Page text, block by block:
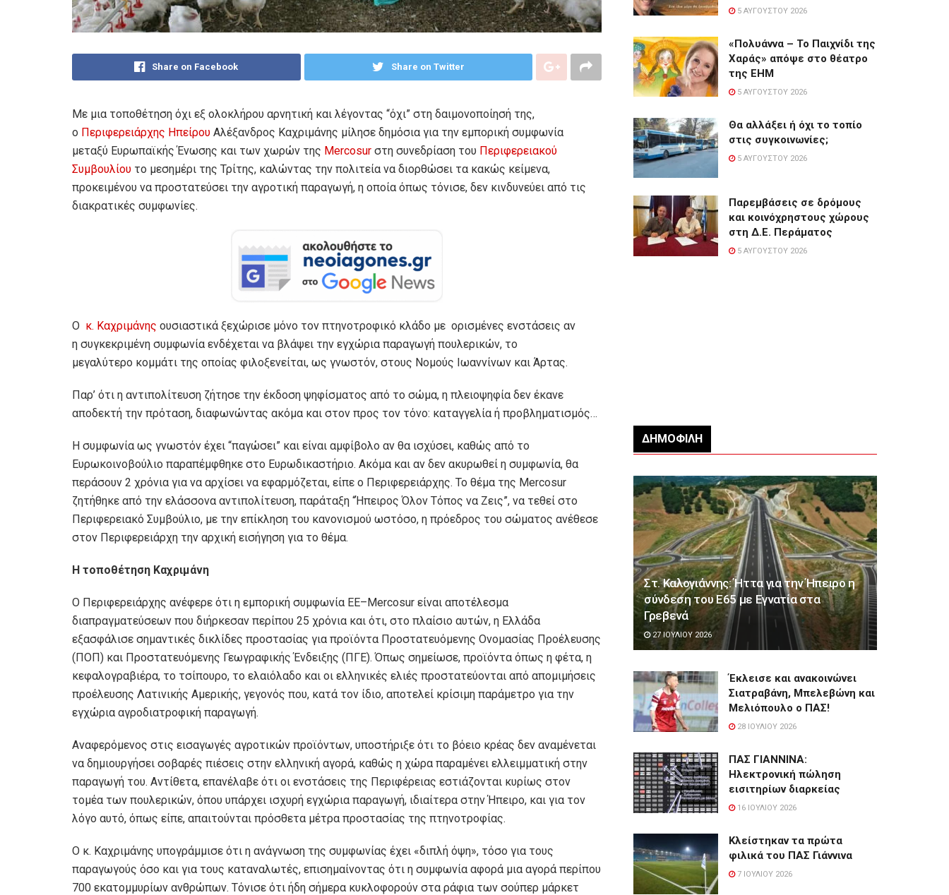
Share on Facebook Share on Twitter
Με μια τοποθέτηση όχι εξ ολοκλήρου αρνητική και λέγοντας “όχι” στη δαιμονοποίησή της,
ο Περιφερειάρχης Ηπείρου Αλέξανδρος Καχριμάνης μίλησε δημόσια για την εμπορική συμφωνία
μεταξύ Ευρωπαϊκής Ένωσης και των χωρών της Mercosur στη συνεδρίαση του Περιφερειακού
Συμβουλίου το μεσημέρι της Τρίτης, καλώντας την πολιτεία να διορθώσει τα κακώς κείμενα,
προκειμένου να προστατεύσει την αγροτική παραγωγή, η οποία όπως τόνισε, δεν κινδυνεύει από τις
διακρατικές συμφωνίες.
Ο κ. Καχριμάνης ουσιαστικά ξεχώρισε μόνο τον πτηνοτροφικό κλάδο με ορισμένες ενστάσεις αν
η συγκεκριμένη συμφωνία ενδέχεται να βλάψει την εγχώρια παραγωγή πουλερικών, το
μεγαλύτερο κομμάτι της οποίας φιλοξενείται, ως γνωστόν, στους Νομούς Ιωαννίνων και Άρτας.
Παρ’ ότι η αντιπολίτευση ζήτησε την έκδοση ψηφίσματος από το σώμα, η πλειοψηφία δεν έκανε
αποδεκτή την πρόταση, διαφωνώντας ακόμα και στον προς τον τόνο: καταγγελία ή προβληματισμός…
Η συμφωνία ως γνωστόν έχει “παγώσει” και είναι αμφίβολο αν θα ισχύσει, καθώς από το
Ευρωκοινοβούλιο παραπέμφθηκε στο Ευρωδικαστήριο. Ακόμα και αν δεν ακυρωθεί η συμφωνία, θα
περάσουν 2 χρόνια για να αρχίσει να εφαρμόζεται, είπε ο Περιφερειάρχης. Το θέμα της Mercosur
ζητήθηκε από την ελάσσονα αντιπολίτευση, παράταξη “Ήπειρος Όλον Τόπος να Ζεις”, να τεθεί στο
Περιφερειακό Συμβούλιο, με την επίκληση του κανονισμού ωστόσο, η πρόεδρος του σώματος ανέθεσε
στον Περιφερειάρχη την αρχική εισήγηση για το θέμα.
Η τοποθέτηση Καχριμάνη
Ο Περιφερειάρχης ανέφερε ότι η εμπορική συμφωνία ΕΕ–Mercosur είναι αποτέλεσμα
διαπραγματεύσεων που διήρκεσαν περίπου 25 χρόνια και ότι, στο πλαίσιο αυτών, η Ελλάδα
εξασφάλισε σημαντικές δικλίδες προστασίας για προϊόντα Προστατευόμενης Ονομασίας Προέλευσης
(ΠΟΠ) και Προστατευόμενης Γεωγραφικής Ένδειξης (ΠΓΕ). Όπως σημείωσε, προϊόντα όπως η φέτα, η
κεφαλογραβιέρα, το τσίπουρο, το ελαιόλαδο και οι ελληνικές ελιές προστατεύονται από απομιμήσεις
προέλευσης Λατινικής Αμερικής, γεγονός που, κατά τον ίδιο, αποτελεί κρίσιμη παράμετρο για την
εγχώρια αγροδιατροφική παραγωγή.
Αναφερόμενος στις εισαγωγές αγροτικών προϊόντων, υποστήριξε ότι το βόειο κρέας δεν αναμένεται
να δημιουργήσει σοβαρές πιέσεις στην ελληνική αγορά, καθώς η χώρα παραμένει ελλειμματική στην
παραγωγή του. Αντίθετα, επανέλαβε ότι οι ενστάσεις της Περιφέρειας εστιάζονται κυρίως στον
τομέα των πουλερικών, όπου υπάρχει ισχυρή εγχώρια παραγωγή, ιδιαίτερα στην Ήπειρο, και για τον
λόγο αυτό, όπως είπε, απαιτούνται πρόσθετα μέτρα προστασίας της πτηνοτροφίας.
Ο κ. Καχριμάνης υπογράμμισε ότι η ανάγνωση της συμφωνίας έχει «διπλή όψη», τόσο για τους
παραγωγούς όσο και για τους καταναλωτές, επισημαίνοντας ότι η συμφωνία αφορά μια αγορά περίπου
700 εκατομμυρίων ανθρώπων. Τόνισε ότι ήδη σήμερα κυκλοφορούν στα ράφια των σούπερ μάρκετ
5 ΑΥΓΟΎΣΤΟΥ 2026
«Πολυάννα – Το Παιχνίδι της
Χαράς» απόψε στο θέατρο
της ΕΗΜ
5 ΑΥΓΟΎΣΤΟΥ 2026
Θα αλλάξει ή όχι το τοπίο
στις συγκοινωνίες;
5 ΑΥΓΟΎΣΤΟΥ 2026
Παρεμβάσεις σε δρόμους
και κοινόχρηστους χώρους
στη Δ.Ε. Περάματος
5 ΑΥΓΟΎΣΤΟΥ 2026
ΔΗΜΟΦΙΛΉ
Στ. Καλογιάννης: Ήττα για την Ήπειρο η
σύνδεση του Ε65 με Εγνατία στα
Γρεβενά
27 ΙΟΥΛΊΟΥ 2026
Έκλεισε και ανακοινώνει
Σιατραβάνη, Μπελεβώνη και
Μελιόπουλο ο ΠΑΣ!
28 ΙΟΥΛΊΟΥ 2026
ΠΑΣ ΓΙΑΝΝΙΝΑ:
Hλεκτρονική πώληση
εισιτηρίων διαρκείας
16 ΙΟΥΛΊΟΥ 2026
Κλείστηκαν τα πρώτα
φιλικά του ΠΑΣ Γιάννινα
7 ΙΟΥΛΊΟΥ 2026